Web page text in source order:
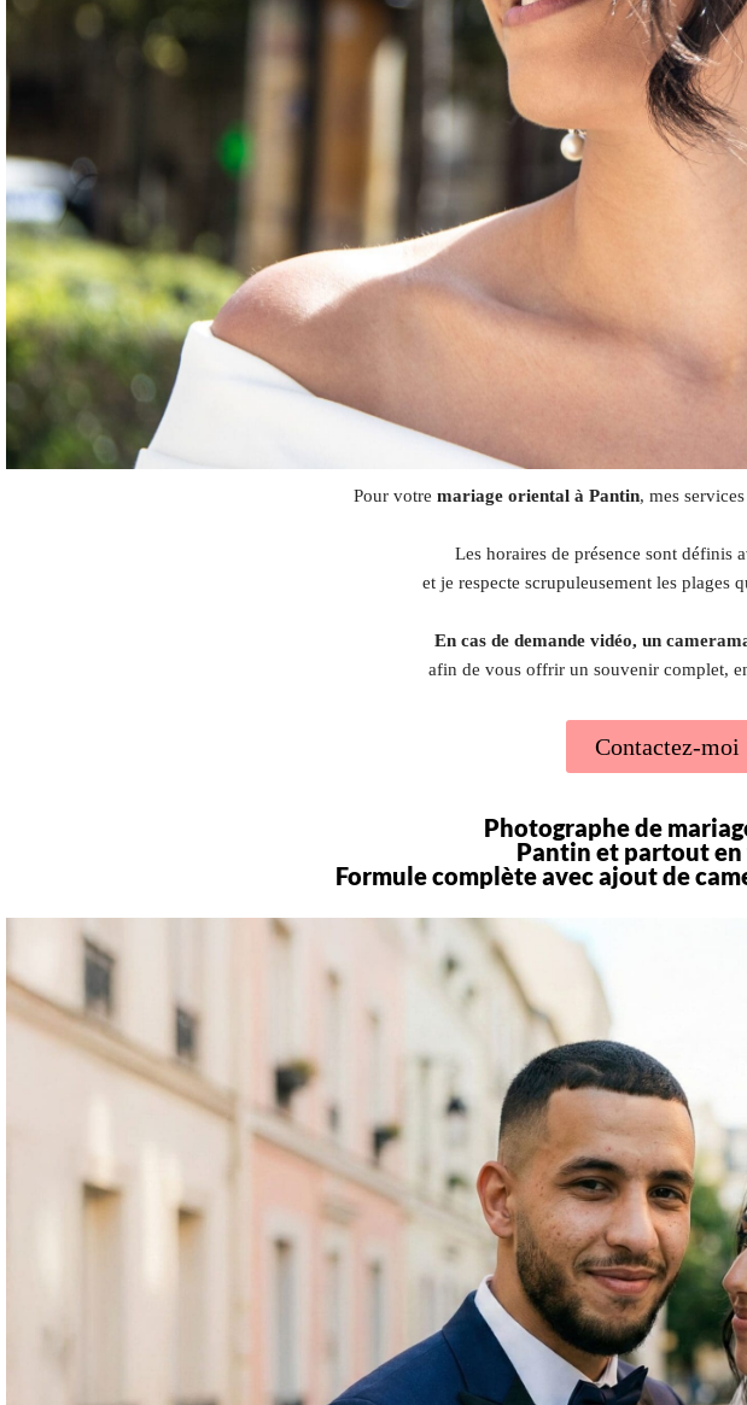
Pour votre mariage oriental à Pantin, mes
Les horaires de présence sont définis
et je respecte scrupuleusement les plages
En cas de demande vidéo, un
afin de vous offrir un souvenir complet,
Contactez-moi
Photographe de
Pantin et partout en
Formule complète avec ajout de